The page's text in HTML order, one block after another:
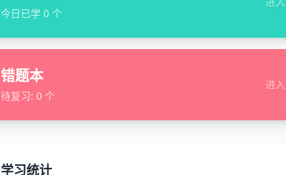
今日已学 0 个
错题本
待复习: 0 个
进入
学习统计